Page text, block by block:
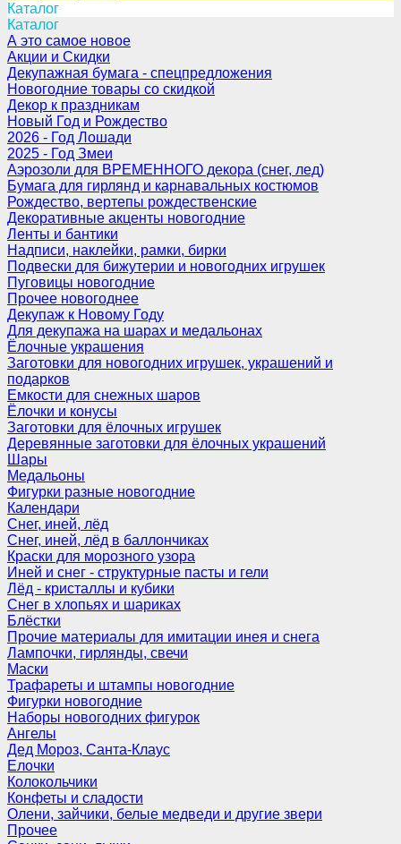
Каталог
Каталог
А это самое новое
Акции и Скидки
Декупажная бумага - спецпредложения
Новогодние товары со скидкой
Декор к праздникам
Новый Год и Рождество
2026 - Год Лошади
2025 - Год Змеи
Аэрозоли для ВРЕМЕННОГО декора (снег, лед)
Бумага для гирлянд и карнавальных костюмов
Рождество, вертепы рождественские
Декоративные акценты новогодние
Ленты и бантики
Надписи, наклейки, рамки, бирки
Подвески для бижутерии и новогодних игрушек
Пуговицы новогодние
Прочее новогоднее
Декупаж к Новому Году
Для декупажа на шарах и медальонах
Ёлочные украшения
Заготовки для новогодних игрушек, украшений и
подарков
Емкости для снежных шаров
Ёлочки и конусы
Заготовки для ёлочных игрушек
Деревянные заготовки для ёлочных украшений
Шары
Медальоны
Фигурки разные новогодние
Календари
Снег, иней, лёд
Снег, иней, лёд в баллончиках
Краски для морозного узора
Иней и снег - структурные пасты и гели
Лёд - кристаллы и кубики
Снег в хлопьях и шариках
Блёстки
Прочие материалы для имитации инея и снега
Лампочки, гирлянды, свечи
Маски
Трафареты и штампы новогодние
Фигурки новогодние
Наборы новогодних фигурок
Ангелы
Дед Мороз, Санта-Клаус
Елочки
Колокольчики
Конфеты и сладости
Олени, зайчики, белые медведи и другие звери
Прочее